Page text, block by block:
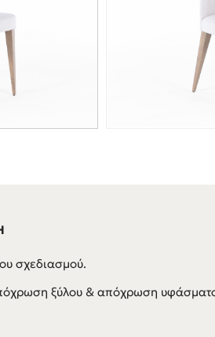
σχεδιασμού.
ξύλου & απόχρωση